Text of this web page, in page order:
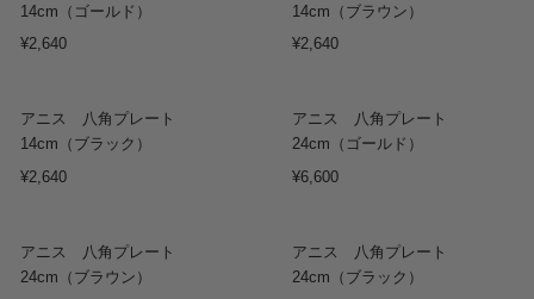
14cm（ゴールド）
¥2,640
14cm（ブラウン）
¥2,640
アニス 八角プレート
14cm（ブラック）
¥2,640
アニス 八角プレート
24cm（ゴールド）
¥6,600
アニス 八角プレート
24cm（ブラウン）
アニス 八角プレート
24cm（ブラック）